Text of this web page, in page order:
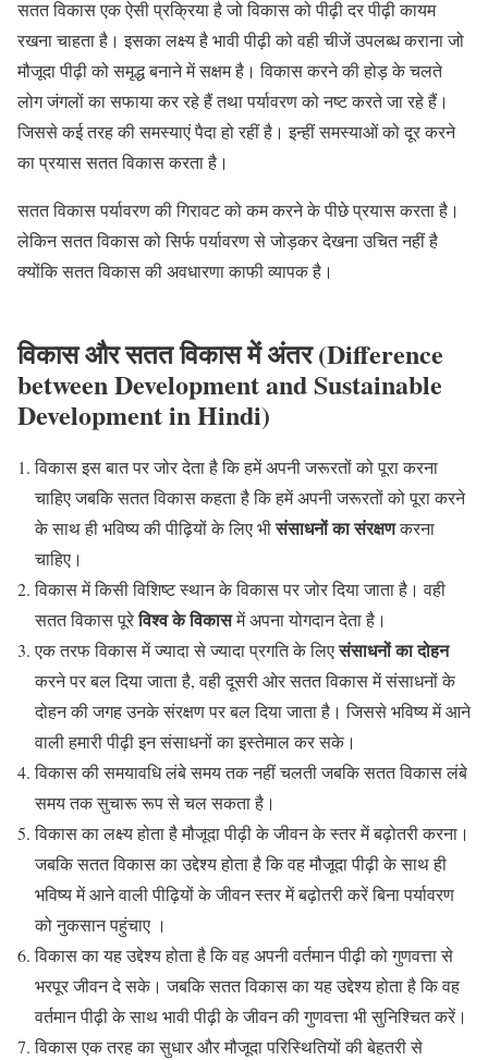
सतत विकास एक ऐसी प्रक्रिया है जो विकास को पीढ़ी दर पीढ़ी कायम
रखना चाहता है। इसका लक्ष्य है भावी पीढ़ी को वही चीजें उपलब्ध कराना जो
मौजूदा पीढ़ी को समृद्ध बनाने में सक्षम है। विकास करने की होड़ के चलते
लोग जंगलों का सफाया कर रहे हैं तथा पर्यावरण को नष्ट करते जा रहे हैं।
जिससे कई तरह की समस्याएं पैदा हो रहीं है। इन्हीं समस्याओं को दूर करने
का प्रयास सतत विकास करता है।
सतत विकास पर्यावरण की गिरावट को कम करने के पीछे प्रयास करता है।
लेकिन सतत विकास को सिर्फ पर्यावरण से जोड़कर देखना उचित नहीं है
क्योंकि सतत विकास की अवधारणा काफी व्यापक है।
विकास और सतत विकास में अंतर (Difference
between Development and Sustainable
Development in Hindi)
विकास इस बात पर जोर देता है कि हमें अपनी जरूरतों को पूरा करना
चाहिए जबकि सतत विकास कहता है कि हमें अपनी जरूरतों को पूरा करने
के साथ ही भविष्य की पीढ़ियों के लिए भीसंसाधनों का संरक्षणकरना
चाहिए।
विकास में किसी विशिष्ट स्थान के विकास पर जोर दिया जाता है। वही
सतत विकास पूरेविश्व के विकासमें अपना योगदान देता है।
एक तरफ विकास में ज्यादा से ज्यादा प्रगति के लिएसंसाधनों का दोहन
करने पर बल दिया जाता है, वही दूसरी ओर सतत विकास में संसाधनों के
दोहन की जगह उनके संरक्षण पर बल दिया जाता है। जिससे भविष्य में आने
वाली हमारी पीढ़ी इन संसाधनों का इस्तेमाल कर सके।
विकास की समयावधि लंबे समय तक नहीं चलती जबकि सतत विकास लंबे
समय तक सुचारू रूप से चल सकता है।
विकास का लक्ष्य होता है मौजूदा पीढ़ी के जीवन के स्तर में बढ़ोतरी करना।
जबकि सतत विकास का उद्देश्य होता है कि वह मौजूदा पीढ़ी के साथ ही
भविष्य में आने वाली पीढ़ियों के जीवन स्तर में बढ़ोतरी करें बिना पर्यावरण
को नुकसान पहुंचाए ।
विकास का यह उद्देश्य होता है कि वह अपनी वर्तमान पीढ़ी को गुणवत्ता से
भरपूर जीवन दे सके। जबकि सतत विकास का यह उद्देश्य होता है कि वह
वर्तमान पीढ़ी के साथ भावी पीढ़ी के जीवन की गुणवत्ता भी सुनिश्चित करें।
विकास एक तरह का सुधार और मौजूदा परिस्थितियों की बेहतरी से